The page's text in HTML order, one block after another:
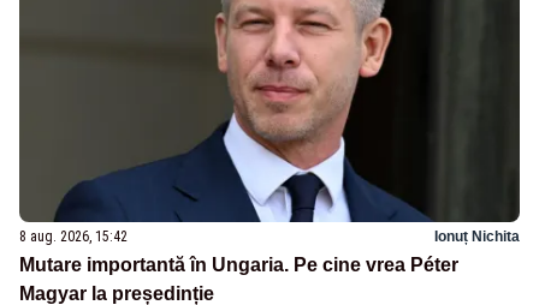
8 aug. 2026, 15:42 Ionuț Nichita
Mutare importantă în Ungaria. Pe cine vrea Péter
Magyar la președinție